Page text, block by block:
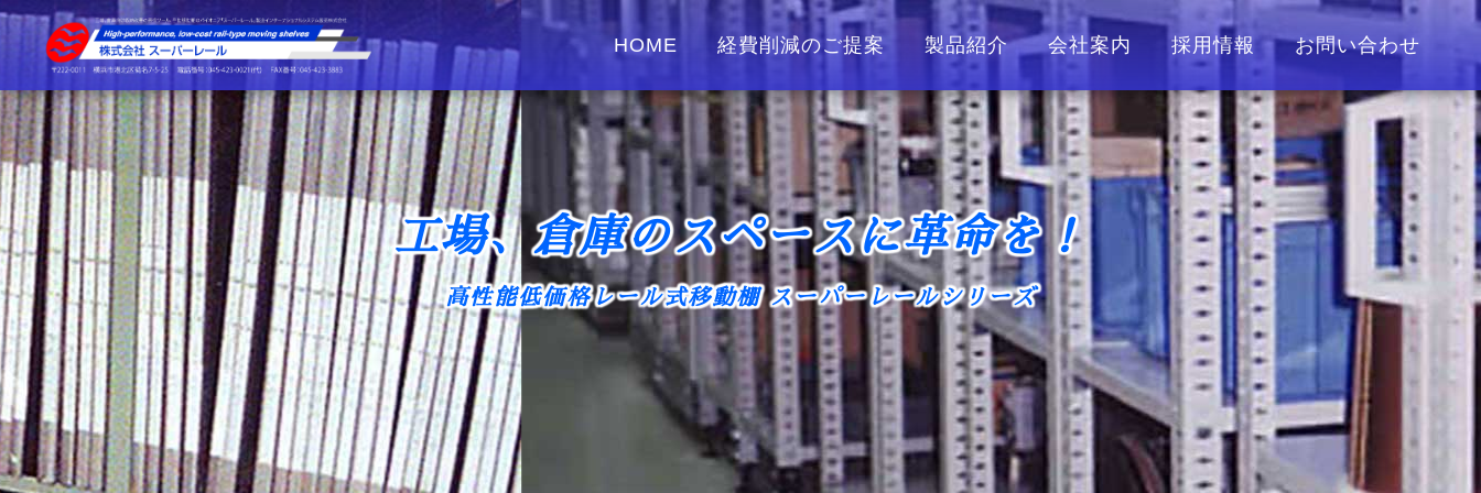
HOME 経費削減のご提案 製品紹介 会社案内 採用情報 お問い合わせ
工場、倉庫のスペースに革命を！
高性能低価格レール式移動棚 スーパーレールシリーズ